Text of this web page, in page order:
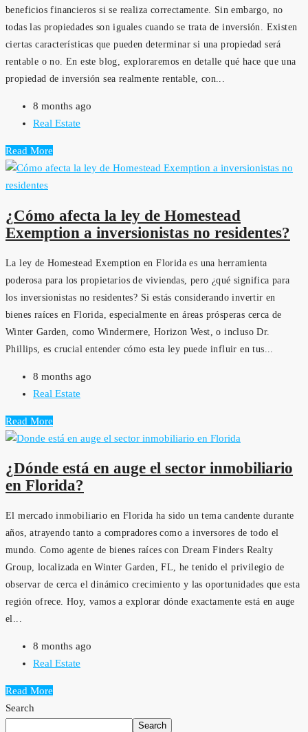
beneficios financieros si se realiza correctamente. Sin embargo, no
todas las propiedades son iguales cuando se trata de inversión. Existen
ciertas características que pueden determinar si una propiedad será
rentable o no. En este blog, exploraremos en detalle qué hace que una
propiedad de inversión sea realmente rentable, con...
8 months ago
Real Estate
Read More
¿Cómo afecta la ley de Homestead
Exemption a inversionistas no residentes?
La ley de Homestead Exemption en Florida es una herramienta
poderosa para los propietarios de viviendas, pero ¿qué significa para
los inversionistas no residentes? Si estás considerando invertir en
bienes raíces en Florida, especialmente en áreas prósperas cerca de
Winter Garden, como Windermere, Horizon West, o incluso Dr.
Phillips, es crucial entender cómo esta ley puede influir en tus...
8 months ago
Real Estate
Read More
¿Dónde está en auge el sector inmobiliario
en Florida?
El mercado inmobiliario en Florida ha sido un tema candente durante
años, atrayendo tanto a compradores como a inversores de todo el
mundo. Como agente de bienes raíces con Dream Finders Realty
Group, localizada en Winter Garden, FL, he tenido el privilegio de
observar de cerca el dinámico crecimiento y las oportunidades que esta
región ofrece. Hoy, vamos a explorar dónde exactamente está en auge
el...
8 months ago
Real Estate
Read More
Search
Search